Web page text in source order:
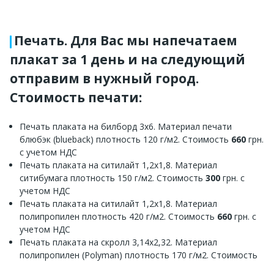
Печать. Для Вас мы напечатаем
плакат за 1 день и на следующий
отправим в нужный город.
Стоимость печати:
Печать плаката на билборд 3х6. Материал печати
блюбэк (blueback) плотность 120 г/м2. Стоимость 660 грн.
с учетом НДС
Печать плаката на ситилайт 1,2х1,8. Материал
ситибумага плотность 150 г/м2. Стоимость 300 грн. с
учетом НДС
Печать плаката на ситилайт 1,2х1,8. Материал
полипропилен плотность 420 г/м2. Стоимость 660 грн. с
учетом НДС
Печать плаката на скролл 3,14х2,32. Материал
полипропилен (Polyman) плотность 170 г/м2. Стоимость